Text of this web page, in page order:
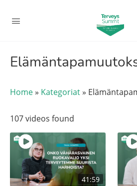
Home» Kategoriat»
107 videos found
41:59